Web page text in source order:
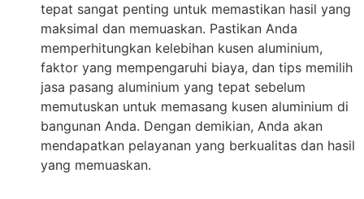
tepat sangat penting untuk memastikan hasil yang
maksimal dan memuaskan. Pastikan Anda
memperhitungkan kelebihan kusen aluminium,
faktor yang mempengaruhi biaya, dan tips memilih
jasa pasang aluminium yang tepat sebelum
memutuskan untuk memasang kusen aluminium di
bangunan Anda. Dengan demikian, Anda akan
mendapatkan pelayanan yang berkualitas dan hasil
yang memuaskan.